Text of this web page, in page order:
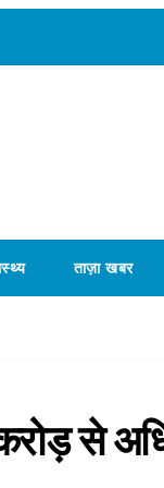
ताज़ा खबर
से